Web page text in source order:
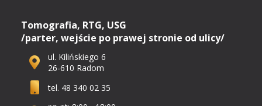
Tomografia, RTG, USG
/parter, wejście po prawej stronie od ulicy/
ul. Kilińskiego 6
26-610 Radom
tel. 48 340 02 35